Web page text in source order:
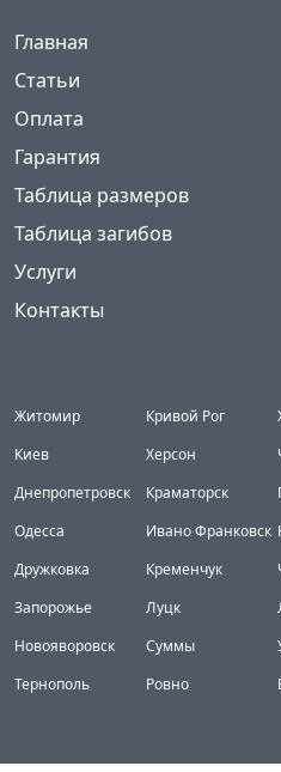
Главная
Статьи
Оплата
Гарантия
Таблица размеров
Таблица загибов
Услуги
Контакты
Житомир
Киев
Днепропетровск
Одесса
Дружковка
Запорожье
Новояворовск
Тернополь
Кривой Рог
Херсон
Краматорск
Ивано Франковск
Кременчук
Луцк
Суммы
Ровно